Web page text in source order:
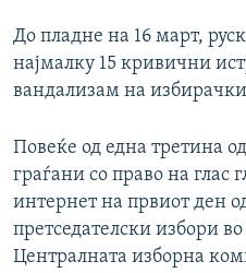
До пладне на 16 март,
најмалку 15 кривични
вандализам на
Повеќе од една третина
граѓани со право на глас
интернет на првиот ден
претседателски избори
Централната изборна